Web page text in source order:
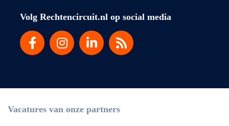
Volg Rechtencircuit.nl op social media
Vacatures van onze partners